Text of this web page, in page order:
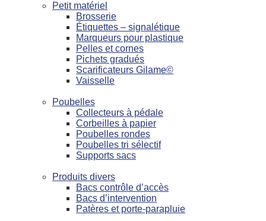
Petit matériel
Brosserie
Étiquettes – signalétique
Marqueurs pour plastique
Pelles et cornes
Pichets gradués
Scarificateurs Gilame©
Vaisselle
Poubelles
Collecteurs à pédale
Corbeilles à papier
Poubelles rondes
Poubelles tri sélectif
Supports sacs
Produits divers
Bacs contrôle d’accès
Bacs d’intervention
Patères et porte-parapluie